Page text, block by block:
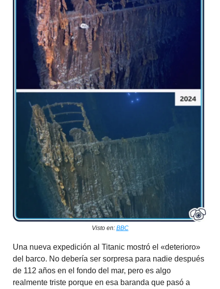
Visto en: BBC
Una nueva expedición al Titanic mostró el «deterioro»
del barco. No debería ser sorpresa para nadie después
de 112 años en el fondo del mar, pero es algo
realmente triste porque en esa baranda que pasó a